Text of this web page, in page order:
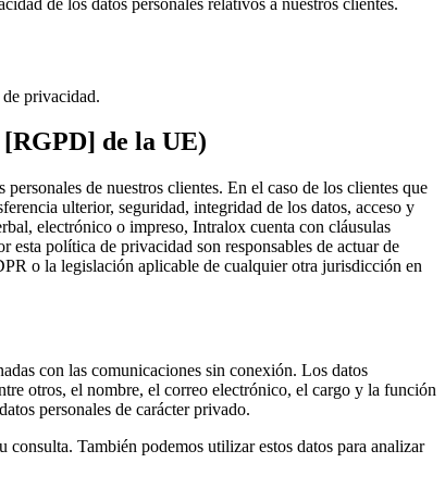
privacidad.
de la UE)
de nuestros clientes. En el caso de los clientes que
ulterior, seguridad, integridad de los datos, acceso y
electrónico o impreso, Intralox cuenta con cláusulas
esta política de privacidad son responsables de actuar de
o la legislación aplicable de cualquier otra jurisdicción en
con las comunicaciones sin conexión. Los datos
otros, el nombre, el correo electrónico, el cargo y la función
personales de carácter privado.
consulta. También podemos utilizar estos datos para analizar